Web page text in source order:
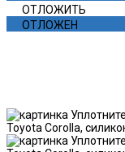
ОТЛОЖИТЬ
ОТЛОЖЕН